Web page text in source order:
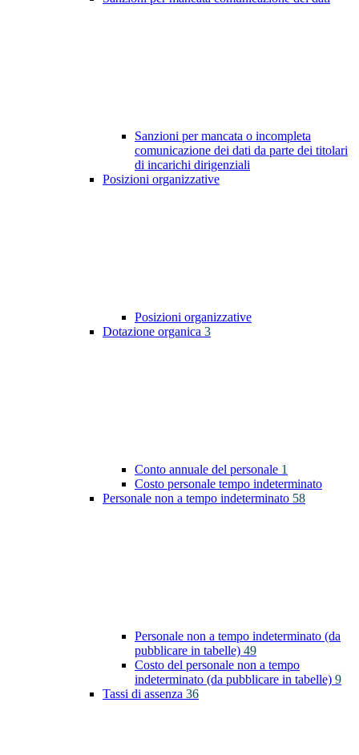
Sanzioni per mancata o incompleta
comunicazione dei dati da parte dei titolari
di incarichi dirigenziali
Posizioni organizzative
Posizioni organizzative
Dotazione organica 3
Conto annuale del personale 1
Costo personale tempo indeterminato
Personale non a tempo indeterminato 58
Personale non a tempo indeterminato (da
pubblicare in tabelle) 49
Costo del personale non a tempo
indeterminato (da pubblicare in tabelle) 9
Tassi di assenza 36